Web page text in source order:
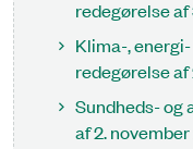
redegørelse
Klima-,
redegørelse
Sundheds-
af 2.